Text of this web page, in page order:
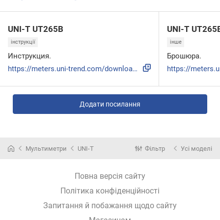
UNI-T UT265B
інструкції
Инструкция.
https://meters.uni-trend.com/download/ut265b-user-manual/?w...
UNI-T
інше
Брошюра.
Додати посилання
Мультиметри UNI-T Фільтр Усі моделі
Повна версія сайту
Політика конфіденційності
Запитання й побажання щодо сайту